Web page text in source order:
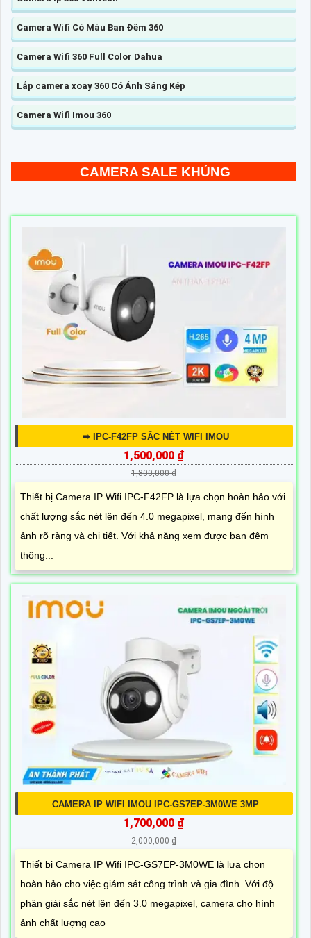
Camera Wifi Có Màu Ban Đêm 360
Camera Wifi 360 Full Color Dahua
Lắp camera xoay 360 Có Ánh Sáng Kép
Camera Wifi Imou 360
CAMERA SALE KHỦNG
➠ IPC-F42FP SẮC NÉT WIFI IMOU
1,500,000 ₫
1,800,000 ₫
Thiết bị Camera IP Wifi IPC-F42FP là lựa chọn hoàn hảo với
chất lượng sắc nét lên đến 4.0 megapixel, mang đến hình
ảnh rõ ràng và chi tiết. Với khả năng xem được ban đêm
thông...
CAMERA IP WIFI IMOU IPC-GS7EP-3M0WE 3MP
1,700,000 ₫
2,000,000 ₫
Thiết bị Camera IP Wifi IPC-GS7EP-3M0WE là lựa chọn
hoàn hảo cho việc giám sát công trình và gia đình. Với độ
phân giải sắc nét lên đến 3.0 megapixel, camera cho hình
ảnh chất lượng cao